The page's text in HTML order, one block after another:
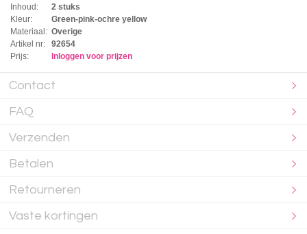
Inhoud:
2 stuks
Kleur:
Green-pink-ochre yellow
Materiaal: Overige
Artikel nr:
92654
Prijs:
Inloggen voor prijzen
Contact
FAQ
Verzenden
Betalen
Retourneren
Vaste kortingen